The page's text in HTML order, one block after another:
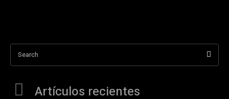
Search
Artículos recientes